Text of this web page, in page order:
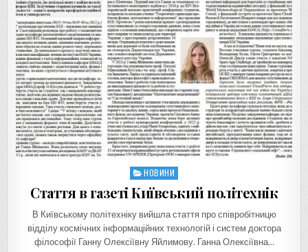
Posted
in
НОВИНИ
Стаття в газеті Київський політехнік
В Київському політехніку вийшла стаття про співробітницю
відділу космічних інформаційних технологій і систем доктора
філософії Ганну Олексіївну Яйлимову. Ганна Олексіївна…